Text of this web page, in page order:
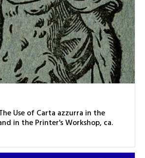
Use of Carta azzurra in the
in the Printer's Workshop, ca.